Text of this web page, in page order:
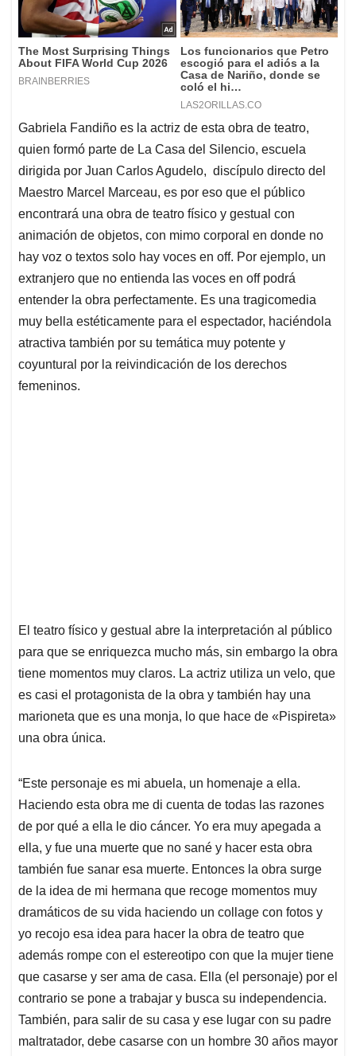
Gabriela Fandiño es la actriz de esta obra de teatro,
quien formó parte de La Casa del Silencio, escuela
dirigida por Juan Carlos Agudelo, discípulo directo del
Maestro Marcel Marceau, es por eso que el público
encontrará una obra de teatro físico y gestual con
animación de objetos, con mimo corporal en donde no
hay voz o textos solo hay voces en off. Por ejemplo, un
extranjero que no entienda las voces en off podrá
entender la obra perfectamente. Es una tragicomedia
muy bella estéticamente para el espectador, haciéndola
atractiva también por su temática muy potente y
coyuntural por la reivindicación de los derechos
femeninos.
El teatro físico y gestual abre la interpretación al público
para que se enriquezca mucho más, sin embargo la obra
tiene momentos muy claros. La actriz utiliza un velo, que
es casi el protagonista de la obra y también hay una
marioneta que es una monja, lo que hace de «Pispireta»
una obra única.
“Este personaje es mi abuela, un homenaje a ella.
Haciendo esta obra me di cuenta de todas las razones
de por qué a ella le dio cáncer. Yo era muy apegada a
ella, y fue una muerte que no sané y hacer esta obra
también fue sanar esa muerte. Entonces la obra surge
de la idea de mi hermana que recoge momentos muy
dramáticos de su vida haciendo un collage con fotos y
yo recojo esa idea para hacer la obra de teatro que
además rompe con el estereotipo con que la mujer tiene
que casarse y ser ama de casa. Ella (el personaje) por el
contrario se pone a trabajar y busca su independencia.
También, para salir de su casa y ese lugar con su padre
maltratador, debe casarse con un hombre 30 años mayor